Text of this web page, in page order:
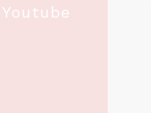
Youtube